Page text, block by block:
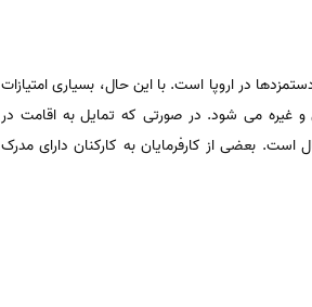
در اروپا است. با این حال، بسیاری امتیازات
در صورتی که تمایل به اقامت در
مدرک کارشناسی، متوسط حقوق سالانه شما ۱۳۸۰۰ یورو یا ۱۸۵۰۰ دلار در سال است. بعضی از کارفرمایان به کارکنان دارای مدرک